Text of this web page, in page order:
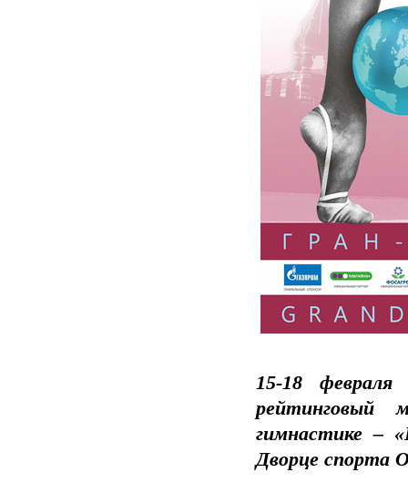
15-18
рейтинговый
гимнастике –
Дворце спорта